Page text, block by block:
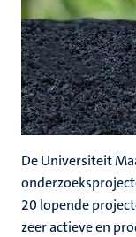
De Universiteit
20 lopende
zeer actieve en